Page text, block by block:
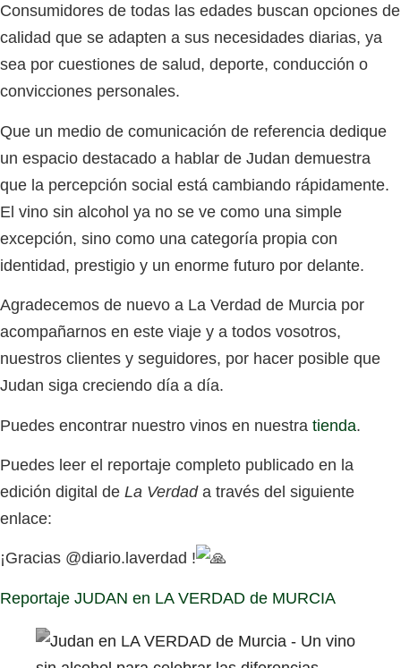
Consumidores de todas las edades buscan opciones de
calidad que se adapten a sus necesidades diarias, ya
sea por cuestiones de salud, deporte, conducción o
convicciones personales.
Que un medio de comunicación de referencia dedique
un espacio destacado a hablar de Judan demuestra
que la percepción social está cambiando rápidamente.
El vino sin alcohol ya no se ve como una simple
excepción, sino como una categoría propia con
identidad, prestigio y un enorme futuro por delante.
Agradecemos de nuevo a La Verdad de Murcia por
acompañarnos en este viaje y a todos vosotros,
nuestros clientes y seguidores, por hacer posible que
Judan siga creciendo día a día.
Puedes encontrar nuestro vinos en nuestra tienda.
Puedes leer el reportaje completo publicado en la
edición digital de La Verdada través del siguiente
enlace:
¡Gracias @diario.laverdad !
Reportaje JUDAN en LA VERDAD de MURCIA